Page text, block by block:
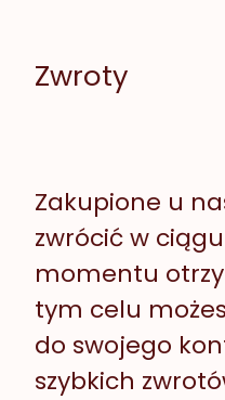
Zwroty
Zakupione u
zwrócić w
momentu
tym celu
do swojego
szybkich